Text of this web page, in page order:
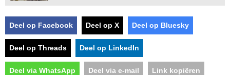
Deel op Facebook Deel op X Deel op Bluesky
Deel op Threads Deel op LinkedIn
Deel via WhatsApp Deel via e-mail Link kopiëren